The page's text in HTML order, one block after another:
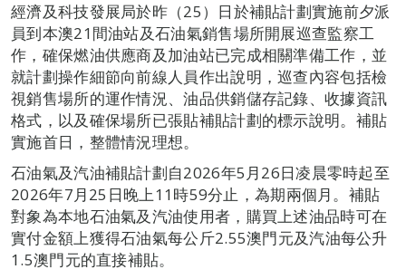
經濟及科技發展局於昨（25）日於補貼計劃實施前夕派
員到本澳21間油站及石油氣銷售場所開展巡查監察工
作，確保燃油供應商及加油站已完成相關準備工作，並
就計劃操作細節向前線人員作出說明，巡查內容包括檢
視銷售場所的運作情況、油品供銷儲存記錄、收據資訊
格式，以及確保場所已張貼補貼計劃的標示說明。補貼
實施首日，整體情況理想。
石油氣及汽油補貼計劃自2026年5月26日凌晨零時起至
2026年7月25日晚上11時59分止，為期兩個月。補貼
對象為本地石油氣及汽油使用者，購買上述油品時可在
實付金額上獲得石油氣每公斤2.55澳門元及汽油每公升
1.5澳門元的直接補貼。